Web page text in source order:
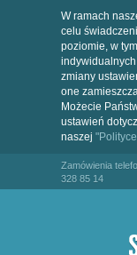
W ramach
celu
poziomie, w
zmiany
one
Możecie
ustawień
naszej
Zamówienia
328 85 14